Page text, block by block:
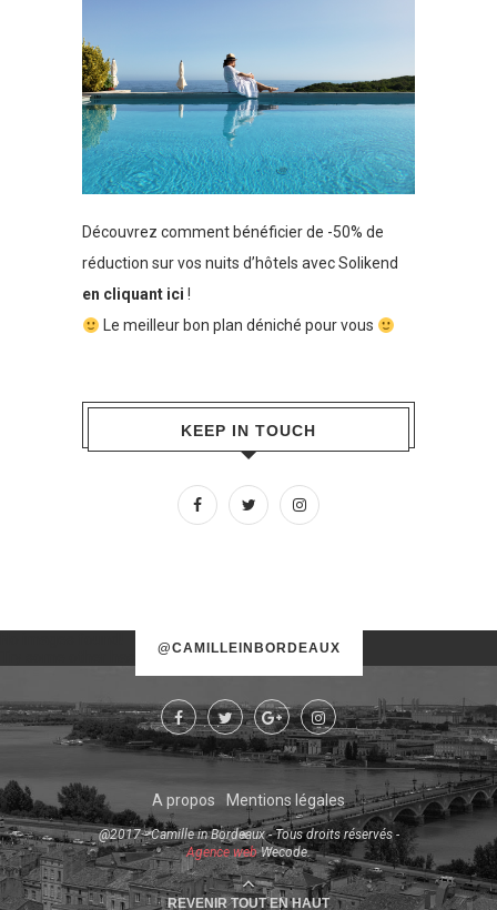
Découvrez comment bénéficier de -50% de
réduction sur vos nuits d’hôtels avec Solikend
en cliquant ici !
Le meilleur bon plan déniché pour vous
KEEP IN TOUCH
@CAMILLEINBORDEAUX
Try some other hashtag or username
A propos Mentions légales
@2017 - Camille in Bordeaux - Tous droits réservés -
Agence webWecode.
REVENIR TOUT EN HAUT